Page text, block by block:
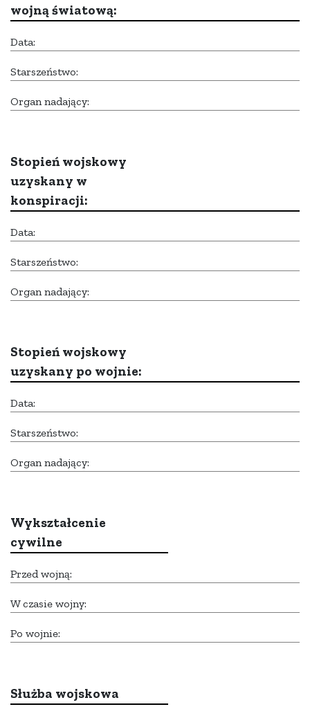
wojną światową:
Data:
Starszeństwo:
Organ nadający:
Stopień wojskowy
uzyskany w
konspiracji:
Data:
Starszeństwo:
Organ nadający:
Stopień wojskowy
uzyskany po wojnie:
Data:
Starszeństwo:
Organ nadający:
Wykształcenie
cywilne
Przed wojną:
W czasie wojny:
Po wojnie:
Służba wojskowa